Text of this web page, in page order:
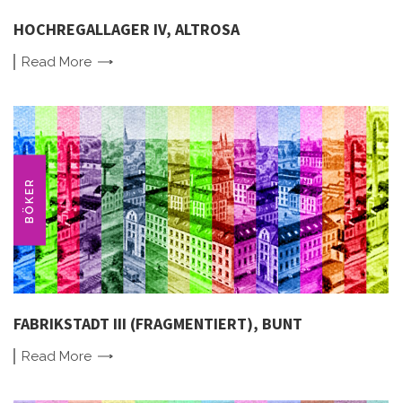
HOCHREGALLAGER IV, ALTROSA
Read More
BÖKER
FABRIKSTADT III (FRAGMENTIERT), BUNT
Read More